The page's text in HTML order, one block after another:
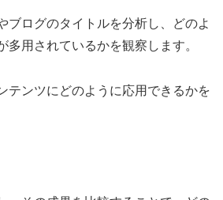
ブログのタイトルを分析し、どのよ
多用されているかを観察します。
テンツにどのように応用できるかを